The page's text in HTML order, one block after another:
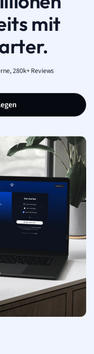
mit
280k+ Reviews